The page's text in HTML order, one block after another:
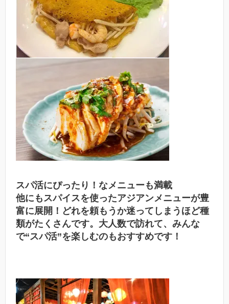
スパ活にぴったり！なメニューも満載
他にもスパイスを使ったアジアンメニューが豊
富に展開！どれを頼もうか迷ってしまうほど種
類がたくさんです。大人数で訪れて、みんな
で“スパ活”を楽しむのもおすすめです！